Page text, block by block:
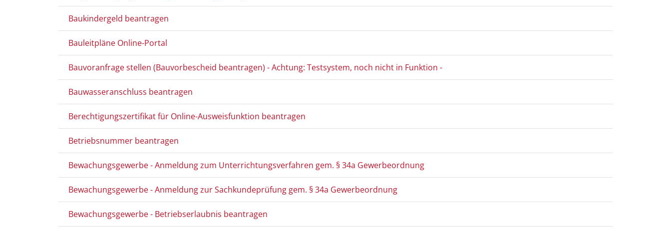
Baukindergeld beantragen
Bauleitpläne Online-Portal
Bauvoranfrage stellen (Bauvorbescheid beantragen) - Achtung: Testsystem, noch nicht in Funktion -
Bauwasseranschluss beantragen
Berechtigungszertifikat für Online-Ausweisfunktion beantragen
Betriebsnummer beantragen
Bewachungsgewerbe - Anmeldung zum Unterrichtungsverfahren gem. § 34a Gewerbeordnung
Bewachungsgewerbe - Anmeldung zur Sachkundeprüfung gem. § 34a Gewerbeordnung
Bewachungsgewerbe - Betriebserlaubnis beantragen